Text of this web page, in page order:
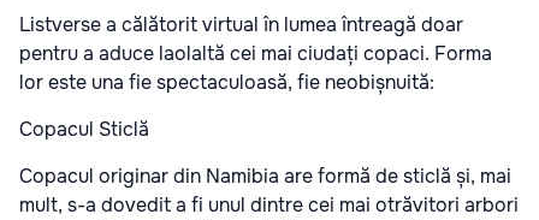
Listverse a călătorit virtual în lumea întreagă doar
pentru a aduce laolaltă cei mai ciudați copaci. Forma
lor este una fie spectaculoasă, fie neobișnuită:
Copacul Sticlă
Copacul originar din Namibia are formă de sticlă și, mai
mult, s-a dovedit a fi unul dintre cei mai otrăvitori arbori